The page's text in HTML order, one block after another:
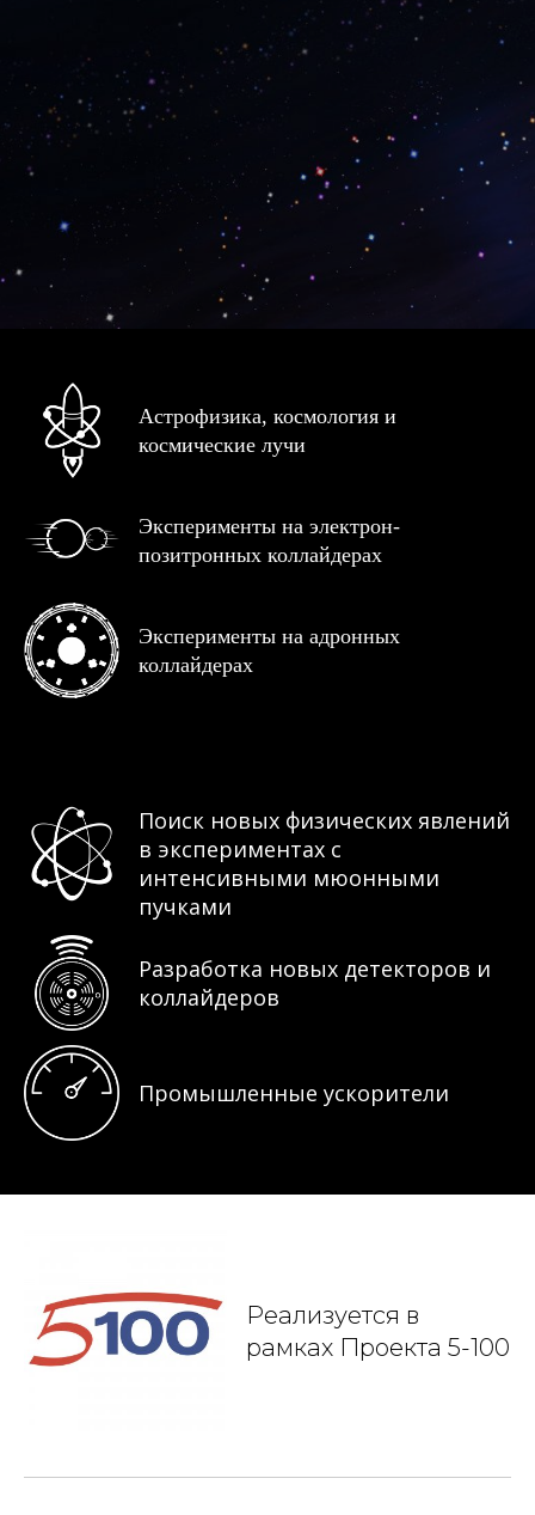
Астрофизика, космология и
космические лучи
Эксперименты на электрон-
позитронных коллайдерах
Эксперименты на адронных
коллайдерах
Поиск новых физических явлений
в экспериментах с
интенсивными мюонными
пучками
Разработка новых детекторов и
коллайдеров
Промышленные ускорители
Реализуется в
рамках Проекта 5-100